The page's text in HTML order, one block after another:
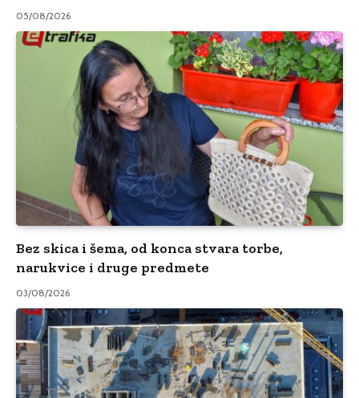
05/08/2026
Bez skica i šema, od konca stvara torbe,
narukvice i druge predmete
03/08/2026